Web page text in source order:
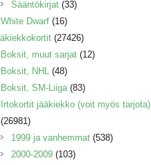
Sääntökirjat (33)
White Dwarf (16)
(27426)
Boksit, muut sarjat (12)
Boksit, NHL (48)
Boksit, SM-Liiga (83)
Irtokortit jääkiekko (voit myös tarjota)
(26981)
1999 ja vanhemmat (538)
2000-2009 (103)